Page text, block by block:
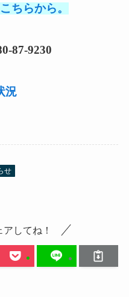
ちらから。
87-9230
況
せ
してね！